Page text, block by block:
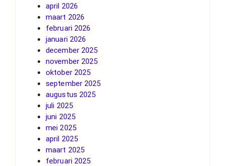
april 2026
maart 2026
februari 2026
januari 2026
december 2025
november 2025
oktober 2025
september 2025
augustus 2025
juli 2025
juni 2025
mei 2025
april 2025
maart 2025
februari 2025